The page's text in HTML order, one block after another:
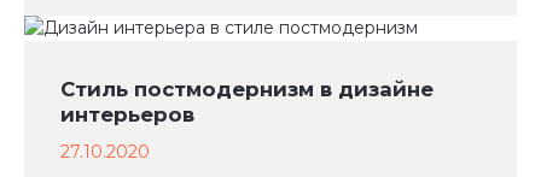
Стиль постмодернизм в дизайне
интерьеров
27.10.2020